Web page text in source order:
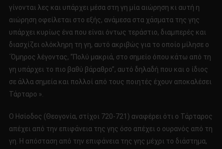
γίνονται λες και υπάρχει μέσα στη γη μία αιώρηση κι αυτή η
αιώρηση οφείλεται στο εξής, ανάμεσα στα χάσματα της γης
υπάρχει κυρίως ένα που είναι όντως τεράστιο, διαμπερές και
διασχίζει ολόκληρη τη γη, αυτό ακριβώς για το οποίο μίλησε ο
`Όμηρος λέγοντας, ‘‘Πολύ μακριά, στο σημείο όπου κάτω από τη
γη υπάρχει το πιο βαθύ βάραθρο’’, αυτό δηλαδή που και ο ίδιος
σε άλλα σημεία και πολλοί από τους ποιητές έχουν αποκαλέσει
Τάρταρο ».
Ο Ησίοδος (Θεογονία, στίχοι 720-721) αναφέρει ότι ο Τάρταρος
απέχει από την επιφάνεια της γης όσο απέχει ο ουρανός από τη
γη. Η απόσταση από την επιφάνεια της γης μέχρι το διάστημα,